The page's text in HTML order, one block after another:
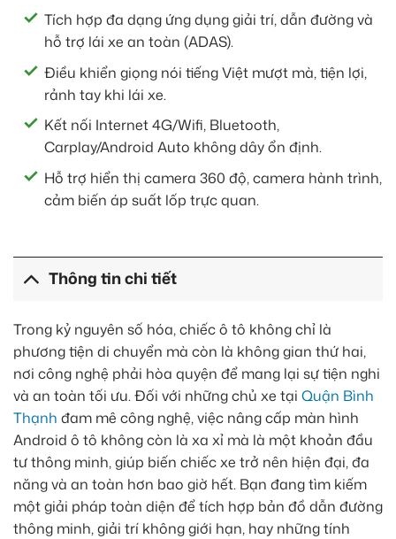
Tích hợp đa dạng ứng dụng giải trí, dẫn đường và
hỗ trợ lái xe an toàn (ADAS).
Điều khiển giọng nói tiếng Việt mượt mà, tiện lợi,
rảnh tay khi lái xe.
Kết nối Internet 4G/Wifi, Bluetooth,
Carplay/Android Auto không dây ổn định.
Hỗ trợ hiển thị camera 360 độ, camera hành trình,
cảm biến áp suất lốp trực quan.
Thông tin chi tiết
Trong kỷ nguyên số hóa, chiếc ô tô không chỉ là
phương tiện di chuyển mà còn là không gian thứ hai,
nơi công nghệ phải hòa quyện để mang lại sự tiện nghi
và an toàn tối ưu. Đối với những chủ xe tại Quận Bình
Thạnh đam mê công nghệ, việc nâng cấp màn hình
Android ô tô không còn là xa xỉ mà là một khoản đầu
tư thông minh, giúp biến chiếc xe trở nên hiện đại, đa
năng và an toàn hơn bao giờ hết. Bạn đang tìm kiếm
một giải pháp toàn diện để tích hợp bản đồ dẫn đường
thông minh, giải trí không giới hạn, hay những tính